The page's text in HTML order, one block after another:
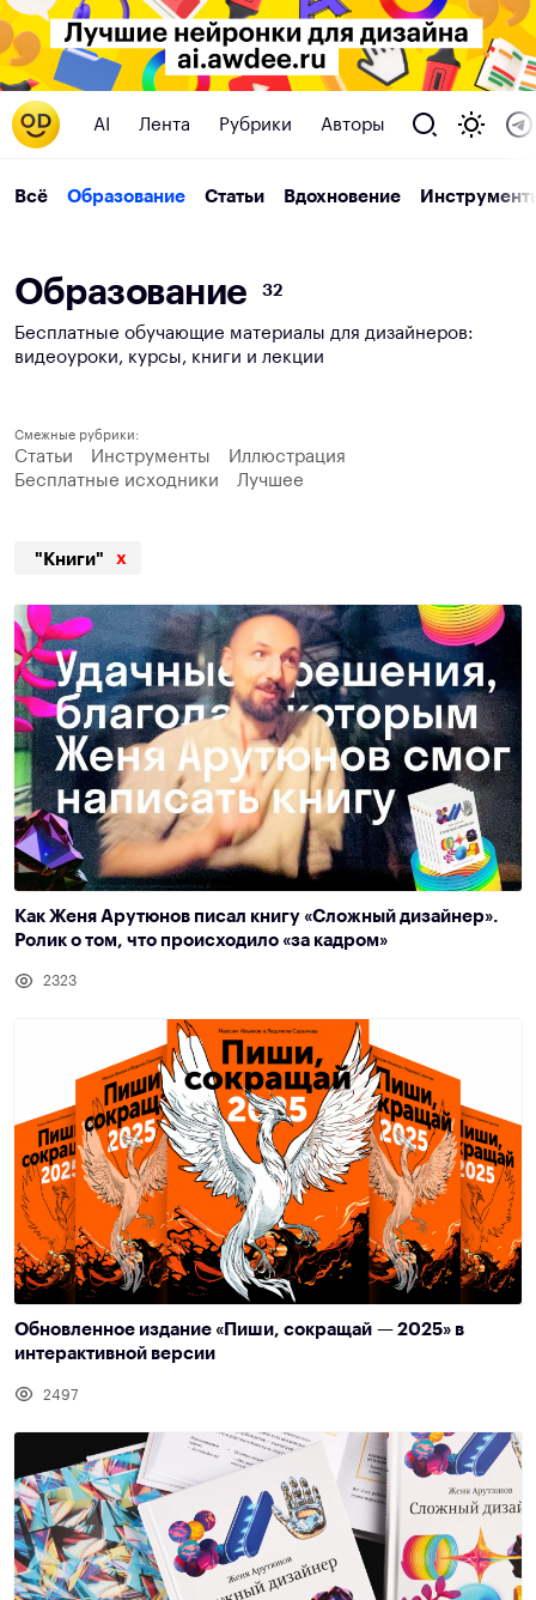
AI Лента Рубрики Авторы
Всё Образование Статьи Вдохновение
Образование 32
Бесплатные обучающие материалы для дизайнеров:
видеоуроки, курсы, книги и лекции
Смежные рубрики:
Статьи Инструменты
Иллюстрация
Бесплатные исходники
Лучшее
"Книги" x
Как Женя Арутюнов писал книгу «Сложный дизайнер».
Ролик о том, что происходило «за кадром»
2323
Обновленное издание «Пиши, сокращай — 2025» в
интерактивной версии
2497